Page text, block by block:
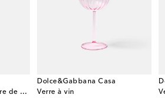
Verre à vin rouge en verre de Murano
Dolce&Gabbana Casa
Verre à vin